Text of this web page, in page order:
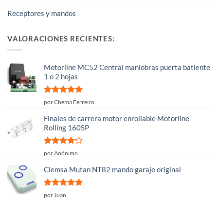
Receptores y mandos
VALORACIONES RECIENTES:
Motorline MC52 Central maniobras puerta batiente
1 o 2 hojas
Valorado
por Chema Ferreiro
Finales de carrera motor enrollable Motorline
Rolling 160SP
Valorado
5
por Anónimo
Clemsa Mutan NT82 mando garaje original
Valorado
por Juan